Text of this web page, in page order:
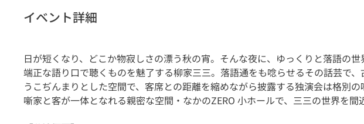
イベント詳細
日が短くなり、どこか物寂しさの漂う秋の宵。そんな夜に、ゆっくりと落語の世
端正な語り口で聴くものを魅了する柳家三三。落語通をも唸らせるその話芸で
うこぢんまりとした空間で、客席との距離を縮めながら披露する独演会は格別の
噺家と客が一体となれる親密な空間・なかのZERO 小ホールで、三三の世界を間